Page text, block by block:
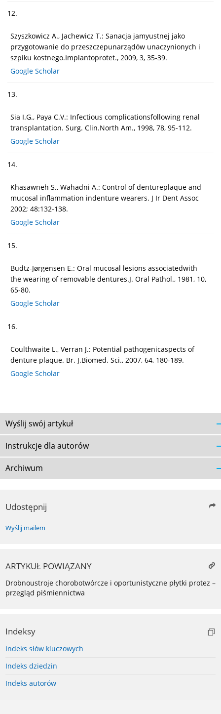
12.
Szyszkowicz A., Jachewicz T.: Sanacja jamyustnej jako
przygotowanie do przeszczepunarządów unaczynionych i
szpiku kostnego.Implantoprotet., 2009, 3, 35-39.
Google Scholar
13.
Sia I.G., Paya C.V.: Infectious complicationsfollowing renal
transplantation. Surg. Clin.North Am., 1998, 78, 95-112.
Google Scholar
14.
Khasawneh S., Wahadni A.: Control of dentureplaque and
mucosal inflammation indenture wearers. J Ir Dent Assoc
2002; 48:132-138.
Google Scholar
15.
Budtz-Jørgensen E.: Oral mucosal lesions associatedwith
the wearing of removable dentures.J. Oral Pathol., 1981, 10,
65-80.
Google Scholar
16.
Coulthwaite L., Verran J.: Potential pathogenicaspects of
denture plaque. Br. J.Biomed. Sci., 2007, 64, 180-189.
Google Scholar
Wyślij swój artykuł
Instrukcje dla autorów
Archiwum
Udostępnij
Wyślij mailem
ARTYKUŁ POWIĄZANY
Drobnoustroje chorobotwórcze i oportunistyczne płytki protez –
przegląd piśmiennictwa
Indeksy
Indeks słów kluczowych
Indeks dziedzin
Indeks autorów